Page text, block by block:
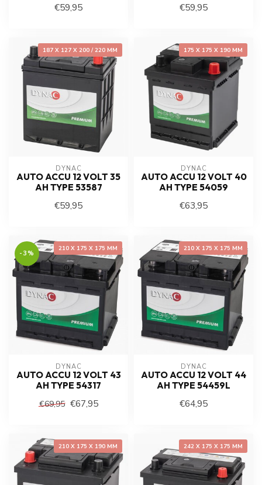
€59,95 €59,95
187 X 127 X 200 / 220 MM
DYNAC
AUTO ACCU 12 VOLT 35
AH TYPE 53587
€59,95
175 X 175 X 190 MM
DYNAC
AUTO ACCU 12 VOLT 40
AH TYPE 54059
€63,95
210 X 175 X 175 MM
-3%
DYNAC
AUTO ACCU 12 VOLT 43
AH TYPE 54317
€69,95 €67,95
210 X 175 X 175 MM
DYNAC
AUTO ACCU 12 VOLT 44
AH TYPE 54459L
€64,95
210 X 175 X 190 MM 242 X 175 X 175 MM